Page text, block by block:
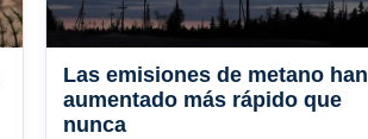
Las emisiones de metano han
aumentado más rápido que
nunca